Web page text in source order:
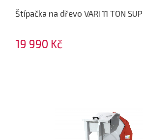
Štípačka na dřevo VARI 11 TON
19 990 Kč